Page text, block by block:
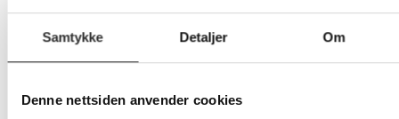
Samtykke Detaljer Om
Denne nettsiden anvender cookies
Disse kraftige, kompakte, lette og stilrene 3LCD-
innovasjonene fra Sony og leverer gjennomgående rike,
lyse og fargerike bilder. Med allsidige installasjonsløsninger
mellomstore bedrifter, utdanningsinstitusjoner og